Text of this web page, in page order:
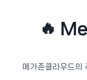
🔥
메가존클라우드의